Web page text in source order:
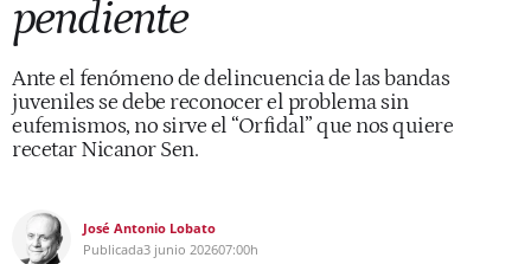
pendiente
Ante el fenómeno de delincuencia de las bandas
juveniles se debe reconocer el problema sin
eufemismos, no sirve el “Orfidal” que nos quiere
recetar Nicanor Sen.
José Antonio Lobato
Publicada3 junio 202607:00h